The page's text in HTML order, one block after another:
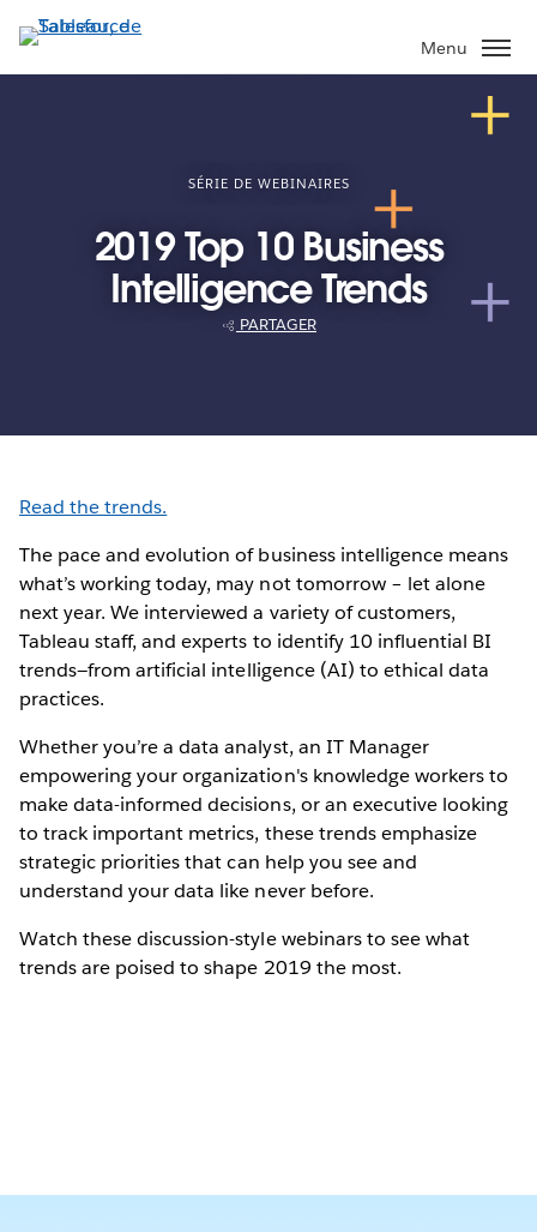
Aller
au
contenu
Menu
SÉRIE DE WEBINAIRES
2019 Top 10 Business
Intelligence Trends
PARTAGER
Read the trends.
The pace and evolution of business intelligence means
what’s working today, may not tomorrow – let alone
next year. We interviewed a variety of customers,
Tableau staff, and experts to identify 10 influential BI
trends—from artificial intelligence (AI) to ethical data
practices.
Whether you’re a data analyst, an IT Manager
empowering your organization's knowledge workers to
make data-informed decisions, or an executive looking
to track important metrics, these trends emphasize
strategic priorities that can help you see and
understand your data like never before.
Watch these discussion-style webinars to see what
trends are poised to shape 2019 the most.